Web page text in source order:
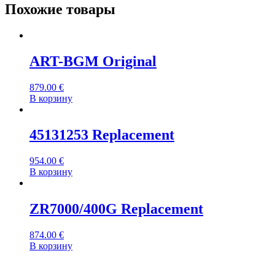
Похожие товары
ART-BGM Original
879.00 €
В корзину
45131253 Replacement
954.00 €
В корзину
ZR7000/400G Replacement
874.00 €
В корзину